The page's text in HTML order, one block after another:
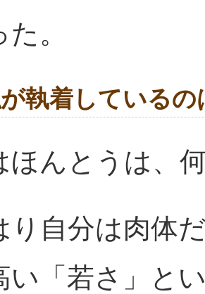
。
執着しているの
ほんとうは、
り自分は肉体
い「若さ」と